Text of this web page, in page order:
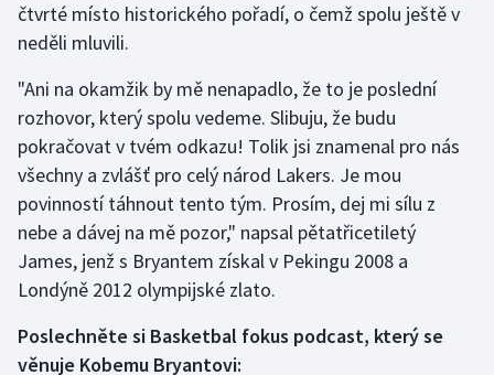
Plavání
Ragby
Rychlobruslení
Rychlostní kanoistika
Short track
Sportovní střelba
čtvrté místo historického pořadí, o čemž spolu ještě v
neděli mluvili.
"Ani na okamžik by mě nenapadlo, že to je poslední
rozhovor, který spolu vedeme. Slibuju, že budu
pokračovat v tvém odkazu! Tolik jsi znamenal pro nás
všechny a zvlášť pro celý národ Lakers. Je mou
povinností táhnout tento tým. Prosím, dej mi sílu z
nebe a dávej na mě pozor," napsal pětatřicetiletý
James, jenž s Bryantem získal v Pekingu 2008 a
Londýně 2012 olympijské zlato.
Poslechněte si Basketbal fokus podcast, který se
věnuje Kobemu Bryantovi: